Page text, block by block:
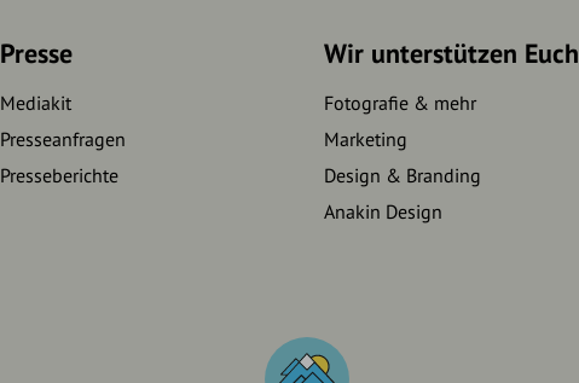
Presse
Mediakit
Presseanfragen
Presseberichte
Wir unterstützen Euch
Fotografie & mehr
Marketing
Design & Branding
Anakin Design